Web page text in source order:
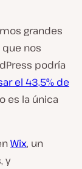
grandes
nos
podría
el 43,5% de
es la única
Wix, un
y